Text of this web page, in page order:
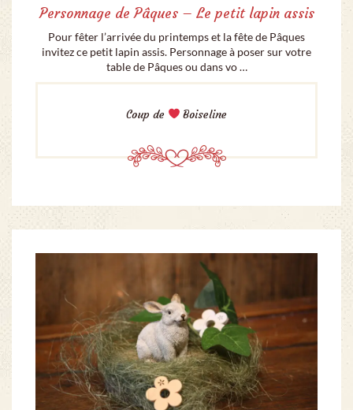
Personnage de Pâques – Le petit lapin assis
Pour fêter l’arrivée du printemps et la fête de Pâques
invitez ce petit lapin assis. Personnage à poser sur votre
table de Pâques ou dans vo …
Coup de Boiseline